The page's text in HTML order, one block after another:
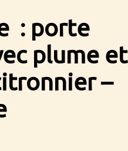
: porte
plume et
–